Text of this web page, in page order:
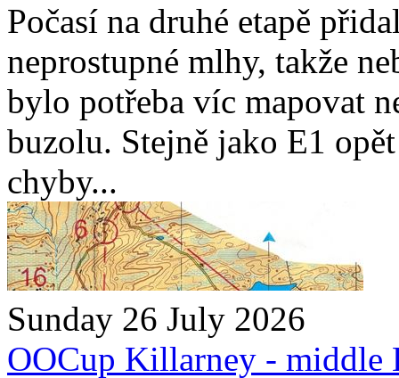
Počasí na druhé etapě
neprostupné mlhy, takže
bylo potřeba víc mapovat
buzolu. Stejně jako E1
chyby...
Sunday 26 July 2026
OOCup Killarney - middle